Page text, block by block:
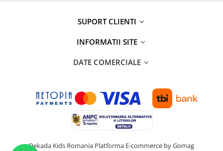
SUPORT CLIENTI
INFORMATII SITE
DATE COMERCIALE
Dekada Kids Romania Platforma E-commerce by Gomag